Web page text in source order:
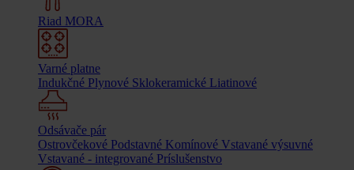
Riad MORA
Varné platne
Indukčné Plynové Sklokeramické Liatinové
Odsávače pár
Ostrovčekové Podstavné Komínové Vstavané výsuvné
Vstavané - integrované Príslušenstvo